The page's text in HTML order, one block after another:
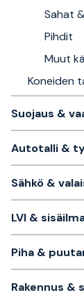
Sahat
Pihdit
Muut
Koneiden
Suojaus &
Autotalli &
Sähkö &
LVI &
Piha &
Rakennus &